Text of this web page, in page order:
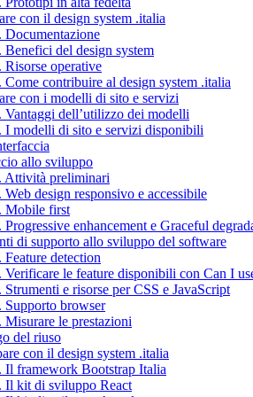
con il design system .italia
Documentazione
Benefici del design system
Risorse operative
Come contribuire al design system .italia
con i modelli di sito e servizi
Vantaggi dell’utilizzo dei modelli
I modelli di sito e servizi disponibili
allo sviluppo
Attività preliminari
Web design responsivo e accessibile
Mobile first
Progressive enhancement e Graceful
di supporto allo sviluppo del software
Feature detection
Verificare le feature disponibili con Can I
Strumenti e risorse per CSS e JavaScript
Supporto browser
Misurare le prestazioni
del riuso
con il design system .italia
Il framework Bootstrap Italia
Il kit di sviluppo React